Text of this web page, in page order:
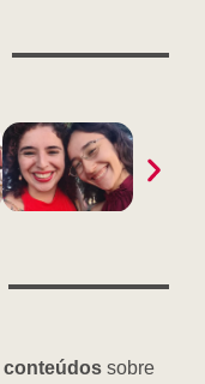
conteúdos sobre